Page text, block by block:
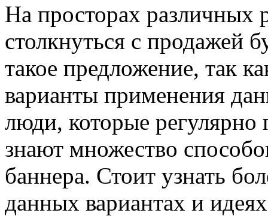
На просторах различных
столкнуться с продажей
такое предложение, так
варианты применения
люди, которые
знают множество
баннера. Стоит узнать
данных вариантах и